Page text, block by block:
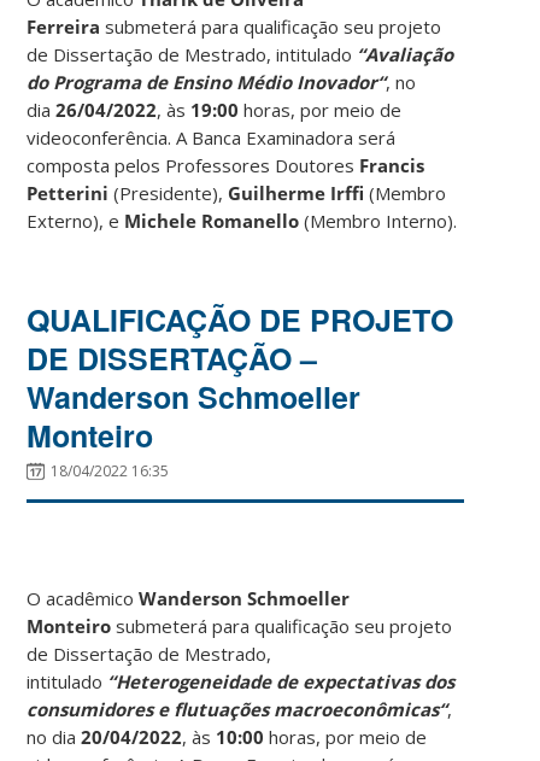
Ferreira submeterá para qualificação seu projeto
de Dissertação de Mestrado, intitulado “Avaliação
do Programa de Ensino Médio Inovador“, no
dia26/04/2022, às 19:00 horas, por meio de
videoconferência. A Banca Examinadora será
composta pelos Professores Doutores Francis
Petterini (Presidente), Guilherme Irffi (Membro
Externo), e Michele Romanello(Membro Interno).
QUALIFICAÇÃO DE PROJETO
DE DISSERTAÇÃO –
Wanderson Schmoeller
Monteiro
18/04/2022 16:35
O acadêmicoWanderson Schmoeller
Monteiro submeterá para qualificação seu projeto
de Dissertação de Mestrado,
intitulado “Heterogeneidade de expectativas dos
consumidores e flutuações macroeconômicas“,
no dia20/04/2022, às 10:00 horas, por meio de